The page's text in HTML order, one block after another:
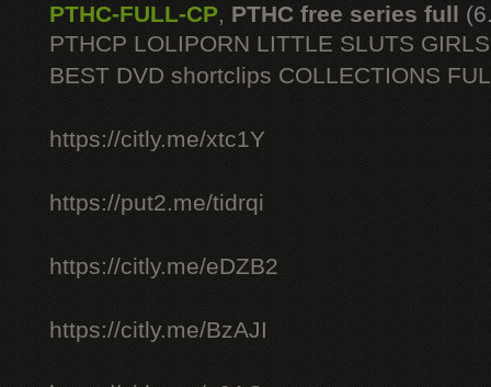
PTHC-FULL-CP, PTHC free series full
PTHCP LOLIPORN LITTLE SLUTS
BEST DVD shortclips COLLECTIONS
https://citly.me/xtc1Y
https://put2.me/tidrqi
https://citly.me/eDZB2
https://citly.me/BzAJI